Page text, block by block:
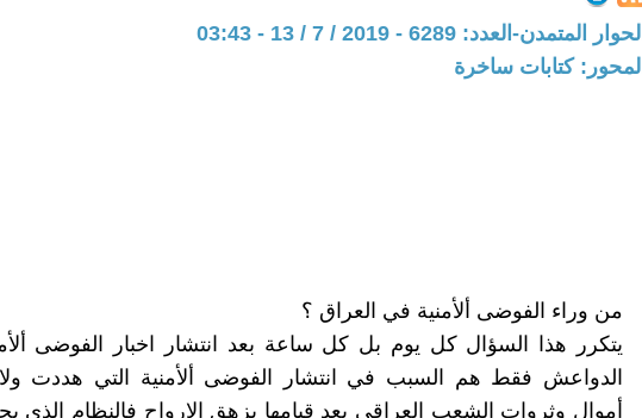
الحوار المتمدن-العدد: 6289 - 2019 / 7 / 13 - 03:43
المحور: كتابات ساخرة
من وراء الفوضى ألأمنية في العراق ؟
يتكرر هذا السؤال كل يوم بل كل ساعة بعد انتشار اخبار الفوضى
الدواعش فقط هم السبب في انتشار الفوضى ألأمنية التي هددت
أموال وثروات الشعب العراقي بعد قيامها بزهق الارواح فالنظام الذي